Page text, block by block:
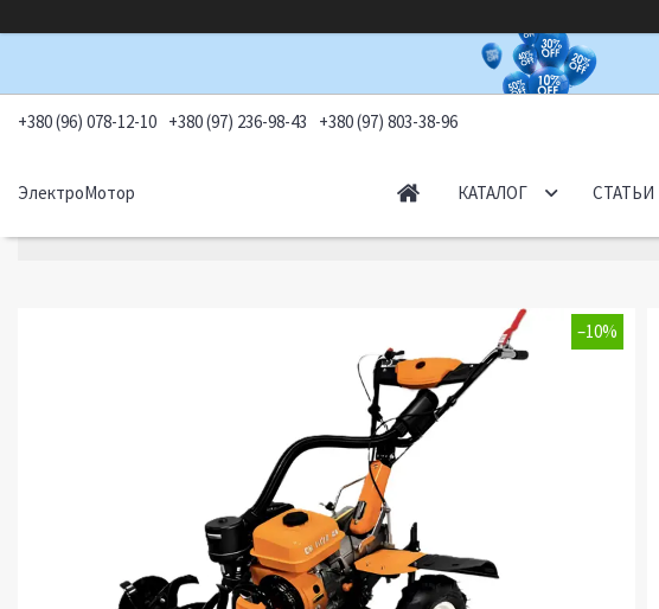
+380 (96) 078-12-10 +380 (97) 236-98-43 +380 (97) 803-38-96
ЭлектроМотор КАТАЛОГ СТАТЬИ
–10%